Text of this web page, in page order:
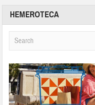
HEMEROTECA